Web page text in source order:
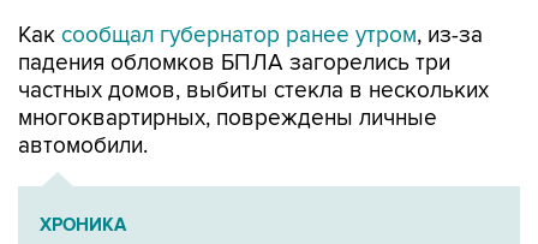
Как сообщал губернатор ранее утром, из-за
падения обломков БПЛА загорелись три
частных домов, выбиты стекла в нескольких
многоквартирных, повреждены личные
автомобили.
ХРОНИКА